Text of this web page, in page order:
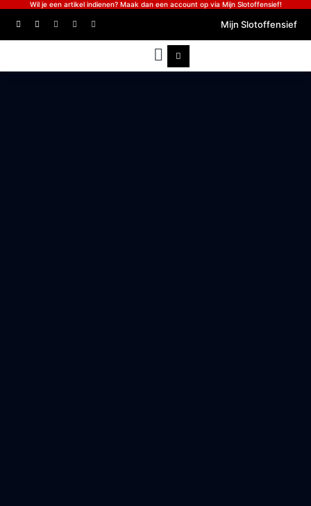
Wil je een artikel indienen? Maak dan een account op via Mijn Slotoffensief!
Mijn Slotoffensief